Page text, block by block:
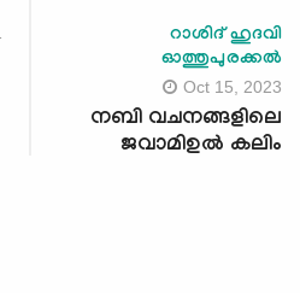
റാശിദ് ഹുദവി
ഓത്തുപുരക്കല്‍
Oct 15, 2023
നബി വചനങ്ങളിലെ
ജവാമിഉൽ കലിം